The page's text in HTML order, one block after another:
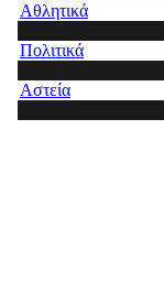
Αθλητικά
Πολιτικά
Αστεία